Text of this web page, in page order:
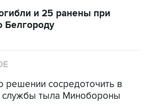
и 25 ранены при
Белгороду
решении сосредоточить в
службы тыла Минобороны